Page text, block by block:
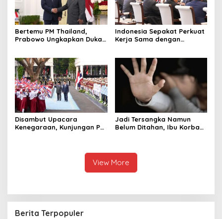
Bertemu PM Thailand,
Prabowo Ungkapkan Duka
Raja Thailand
Indonesia Sepakat Perkuat
Kerja Sama dengan
Disambut Upacara
Kenegaraan, Kunjungan PM
Jadi Tersangka Namun
Belum Ditahan, Ibu Korban
Anaknya Hamil
View More
Berita Terpopuler